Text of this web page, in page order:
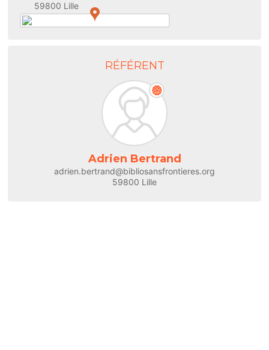
59800 Lille
RÉFÉRENT
Adrien Bertrand
adrien.bertrand@bibliosansfrontieres.org
59800 Lille